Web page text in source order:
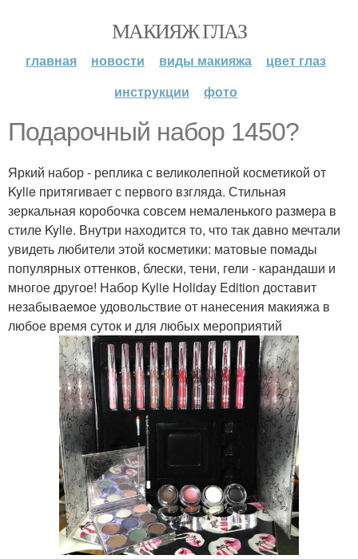
МАКИЯЖ ГЛАЗ
главная новости виды макияжа
цвет глаз
инструкции
фото
Подарочный набор 1450?
Яркий набор - реплика с великолепной косметикой от
Kylie притягивает с первого взгляда. Стильная
зеркальная коробочка совсем немаленького размера в
стиле Kylie. Внутри находится то, что так давно мечтали
увидеть любители этой косметики: матовые помады
популярных оттенков, блески, тени, гели - карандаши и
многое другое! Набор Kylie Holiday Edition доставит
незабываемое удовольствие от нанесения макияжа в
любое время суток и для любых мероприятий